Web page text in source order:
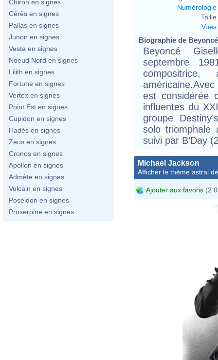
Chiron en signes
Cérès en signes
Pallas en signes
Junon en signes
Vesta en signes
Noeud Nord en signes
Lilith en signes
Fortune en signes
Vertex en signes
Point Est en signes
Cupidon en signes
Hadès en signes
Zeus en signes
Cronos en signes
Apollon en signes
Admète en signes
Vulcain en signes
Poséidon en signes
Proserpine en signes
Numérologie
Taille
Vues
Biographie de
Beyoncé
septembre
est considérée
influentes du
groupe
solo triomphale
suivi par B’Day
Michael Jackson
Afficher le thème astral
Ajouter aux favoris (2